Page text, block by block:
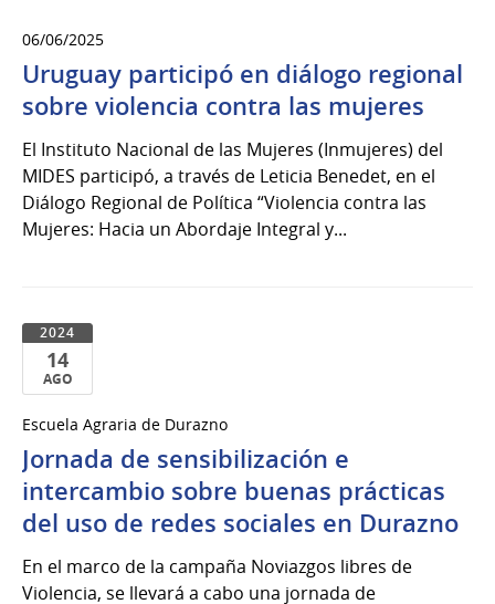
06/06/2025
Uruguay participó en diálogo regional
sobre violencia contra las mujeres
El Instituto Nacional de las Mujeres (Inmujeres) del
MIDES participó, a través de Leticia Benedet, en el
Diálogo Regional de Política “Violencia contra las
Mujeres: Hacia un Abordaje Integral y...
2024
14
AGO
de
Ago
del
2024
Escuela Agraria de Durazno
Jornada de sensibilización e
intercambio sobre buenas prácticas
del uso de redes sociales en Durazno
En el marco de la campaña Noviazgos libres de
Violencia, se llevará a cabo una jornada de